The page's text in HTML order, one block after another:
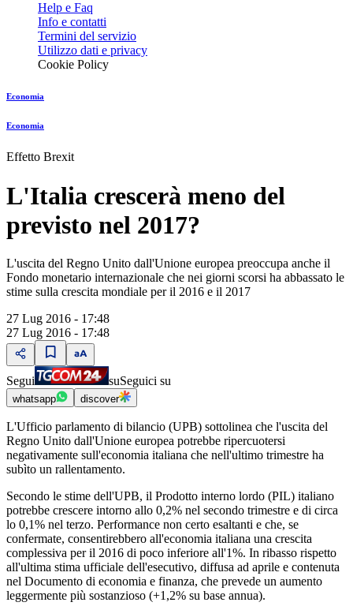
Help e Faq
Info e contatti
Termini del servizio
Utilizzo dati e privacy
Cookie Policy
Economia
Economia
Effetto Brexit
L'Italia crescerà meno del
previsto nel 2017?
L'uscita del Regno Unito dall'Unione europea preoccupa anche il
Fondo monetario internazionale che nei giorni scorsi ha abbassato le
stime sulla crescita mondiale per il 2016 e il 2017
27 Lug 2016 - 17:48
27 Lug 2016 - 17:48
Segui suSeguici su
whatsapp discover
L'Ufficio parlamento di bilancio (UPB) sottolinea che l'uscita del
Regno Unito dall'Unione europea potrebbe ripercuotersi
negativamente sull'economia italiana che nell'ultimo trimestre ha
subìto un rallentamento.
Secondo le stime dell'UPB, il Prodotto interno lordo (PIL) italiano
potrebbe crescere intorno allo 0,2% nel secondo trimestre e di circa
lo 0,1% nel terzo. Performance non certo esaltanti e che, se
confermate, consentirebbero all'economia italiana una crescita
complessiva per il 2016 di poco inferiore all'1%. In ribasso rispetto
all'ultima stima ufficiale dell'esecutivo, diffusa ad aprile e contenuta
nel Documento di economia e finanza, che prevede un aumento
leggermente più sostanzioso (+1,2% su base annua).